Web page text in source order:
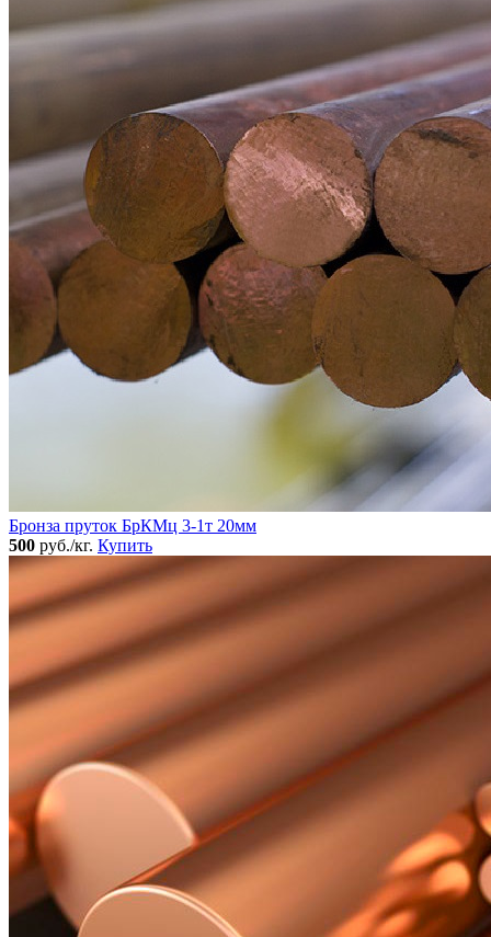
Бронза пруток БрКМц 3-1т 20мм
500 руб./кг. Купить